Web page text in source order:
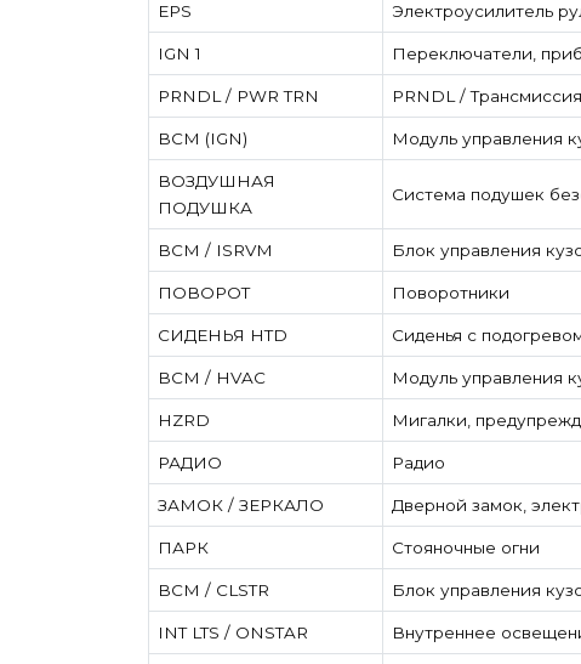
EPS Электроусилитель
IGN 1 Переключатели,
PRNDL / PWR TRN PRNDL / Трансмиссия
BCM (IGN) Модуль управления
ВОЗДУШНАЯ
ПОДУШКА
Система подушек
BCM / ISRVM Блок управления
ПОВОРОТ Поворотники
СИДЕНЬЯ HTD Сиденья с
BCM / HVAC Модуль управления
HZRD Мигалки,
РАДИО Радио
ЗАМОК / ЗЕРКАЛО Дверной замок,
ПАРК Стояночные огни
BCM / CLSTR Блок управления
INT LTS / ONSTAR Внутреннее